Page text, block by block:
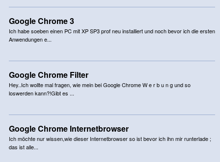
Google Chrome 3
Ich habe soeben einen PC mit XP SP3 prof neu installiert und noch bevor ich die ersten
Anwendungen e...
Google Chrome Filter
Hey..Ich wollte mal fragen, wie mein bei Google Chrome W e r b u n g und so
loswerden kann?!Gibt es ...
Google Chrome Internetbrowser
Ich möchte nur wissen,wie dieser Internetbrowser so ist bevor ich ihn mir runterlade ;
das ist alle...